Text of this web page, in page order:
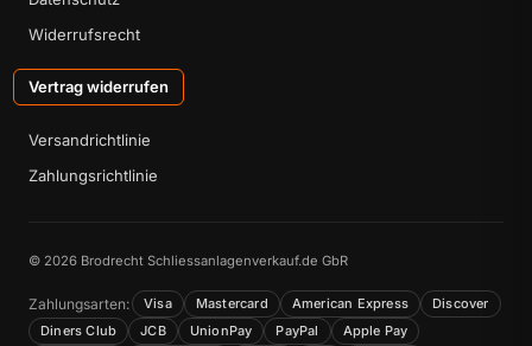
Widerrufsrecht
Vertrag widerrufen
Versandrichtlinie
Zahlungsrichtlinie
© 2026 Brodrecht Schliessanlagenverkauf.de GbR
Zahlungsarten: Visa Mastercard American Express
Discover
Diners Club
JCB UnionPay PayPal Apple Pay